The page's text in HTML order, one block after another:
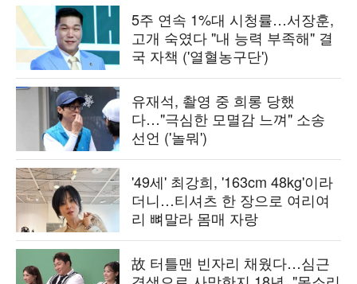
5주 연속 1%대 시청률…서장훈,
고개 숙였다 "내 능력 부족해" 결
국 자책 ('열혈농구단')
유재석, 촬영 중 희롱 당했
다…"극심한 모멸감 느껴" 소송
선언 ('놀뭐')
'49세' 최강희, '163cm 48kg'이라
더니…티셔츠 한 장으로 여리여
리 뼈말라 몸매 자랑
故 터틀맨 빈자리 채웠다…심근